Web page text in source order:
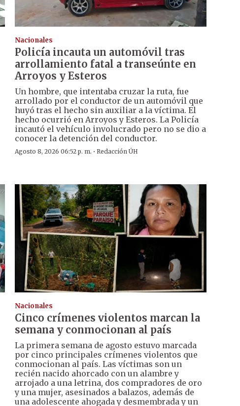
Nacionales
Policía incauta un automóvil tras
arrollamiento fatal a transeúnte en
Arroyos y Esteros
Un hombre, que intentaba cruzar la ruta, fue
arrollado por el conductor de un automóvil que
huyó tras el hecho sin auxiliar a la víctima. El
hecho ocurrió en Arroyos y Esteros. La Policía
incautó el vehículo involucrado pero no se dio a
conocer la detención del conductor.
Agosto 8, 2026 06:52 p. m. · Redacción ÚH
Nacionales
Cinco crímenes violentos marcan la
semana y conmocionan al país
La primera semana de agosto estuvo marcada
por cinco principales crímenes violentos que
conmocionan al país. Las víctimas son un
recién nacido ahorcado con un alambre y
arrojado a una letrina, dos compradores de oro
y una mujer, asesinados a balazos, además de
una adolescente ahogada y desmembrada y un